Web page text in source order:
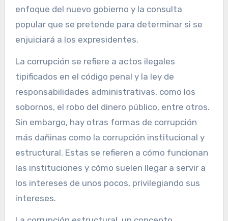
enfoque del nuevo gobierno y la consulta
popular que se pretende para determinar si se
enjuiciará a los expresidentes.
La corrupción se refiere a actos ilegales
tipificados en el código penal y la ley de
responsabilidades administrativas, como los
sobornos, el robo del dinero público, entre otros.
Sin embargo, hay otras formas de corrupción
más dañinas como la corrupción institucional y
estructural. Estas se refieren a cómo funcionan
las instituciones y cómo suelen llegar a servir a
los intereses de unos pocos, privilegiando sus
intereses.